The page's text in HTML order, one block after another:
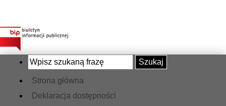
Szukaj
Strona główna
Deklaracja dostępności